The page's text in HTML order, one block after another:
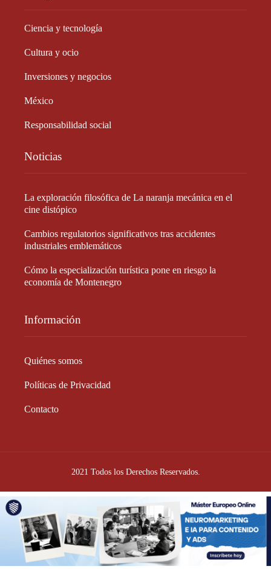
Ciencia y tecnología
Cultura y ocio
Inversiones y negocios
México
Responsabilidad social
Noticias
La exploración filosófica de La naranja mecánica en el
cine distópico
Cambios regulatorios significativos tras accidentes
industriales emblemáticos
Cómo la especialización turística pone en riesgo la
economía de Montenegro
Información
Quiénes somos
Políticas de Privacidad
Contacto
2021 Todos los Derechos Reservados.